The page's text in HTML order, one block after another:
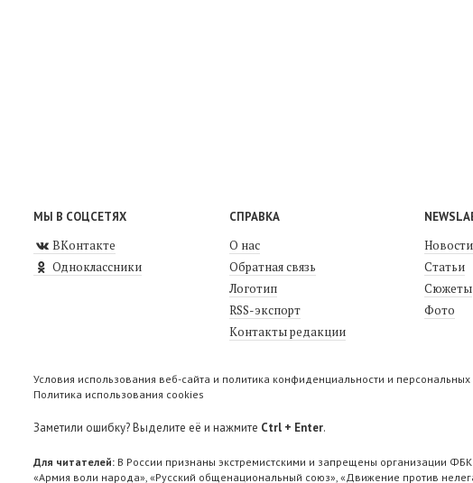
МЫ В СОЦСЕТЯХ
ВКонтакте
Одноклассники
СПРАВКА
О нас
Обратная связь
Логотип
RSS-экспорт
Контакты редакции
Новости
Статьи
Сюжеты
Фото
Условия использования веб-сайта и политика конфиденциальности и
Политика использования cookies
Заметили ошибку? Выделите её и нажмите Ctrl + Enter.
Для читателей: В России признаны экстремистскими и запрещены организации
«Армия воли народа», «Русский общенациональный союз», «Движение против